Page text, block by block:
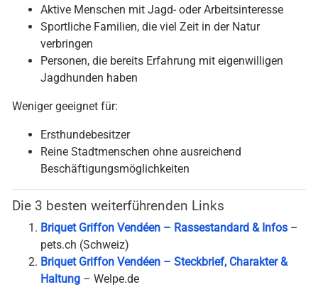
Aktive Menschen mit Jagd- oder Arbeitsinteresse
Sportliche Familien, die viel Zeit in der Natur
verbringen
Personen, die bereits Erfahrung mit eigenwilligen
Jagdhunden haben
Weniger geeignet für:
Ersthundebesitzer
Reine Stadtmenschen ohne ausreichend
Beschäftigungsmöglichkeiten
Die 3 besten weiterführenden Links
Briquet Griffon Vendéen – Rassestandard & Infos –
pets.ch (Schweiz)
Briquet Griffon Vendéen – Steckbrief, Charakter &
Haltung – Welpe.de